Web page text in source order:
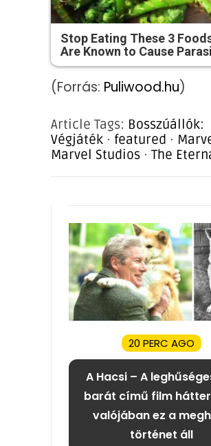
Stop Eating These 3
Are Known to Cause
(Forrás: Puliwood.hu)
Article Tags: Bosszúállók:
Végjáték · featured ·
Marvel Studios · The
20 PERC AGO
A Hacsi – A
barát című film
valójában ez a
történet áll